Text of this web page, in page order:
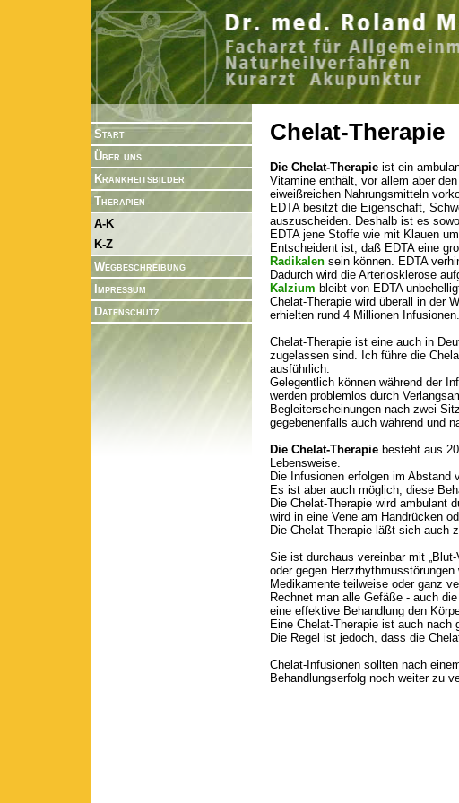
Start
Über uns
Krankheitsbilder
Therapien
A-K
K-Z
Wegbeschreibung
Impressum
Datenschutz
Chelat-Therapie
Die Chelat-Therapieist ein
Vitamine enthält, vor allem aber
eiweißreichen Nahrungsmitteln
EDTA besitzt die Eigenschaft,
auszuscheiden. Deshalb ist es
EDTA jene Stoffe wie mit Klauen
Entscheident ist, daß EDTA eine
Radikalensein können. EDTA
Dadurch wird die Arteriosklerose
Kalzium bleibt von EDTA
Chelat-Therapie wird überall in der
erhielten rund 4 Millionen Infusionen.
Chelat-Therapie ist eine auch in
zugelassen sind. Ich führe die
ausführlich.
Gelegentlich können während der
werden problemlos durch
Begleiterscheinungen nach zwei
gegebenenfalls auch während und
Die Chelat-Therapiebesteht aus 20
Lebensweise.
Die Infusionen erfolgen im
Es ist aber auch möglich, diese
Die Chelat-Therapie wird ambulant
wird in eine Vene am Handrücken
Die Chelat-Therapie läßt sich auch
Sie ist durchaus vereinbar mit
oder gegen
Medikamente teilweise oder ganz
Rechnet man alle Gefäße - auch
eine effektive Behandlung den
Eine Chelat-Therapie ist auch nach
Die Regel ist jedoch, dass die
Chelat-Infusionen sollten nach
Behandlungserfolg noch weiter zu